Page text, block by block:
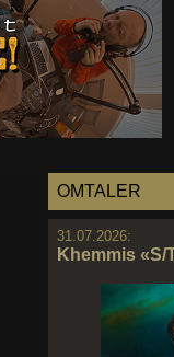
OMTALER
31.07.2026:
Khemmis «S/